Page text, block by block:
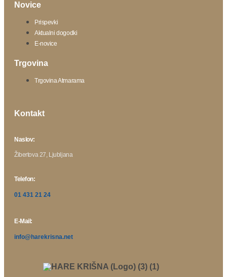
Novice
Prispevki
Aktualni dogodki
E-novice
Trgovina
Trgovina Atmarama
Kontakt
Naslov:
Žibertova 27, Ljubljana
Telefon:
01 431 21 24
E-Mail:
info@harekrisna.net